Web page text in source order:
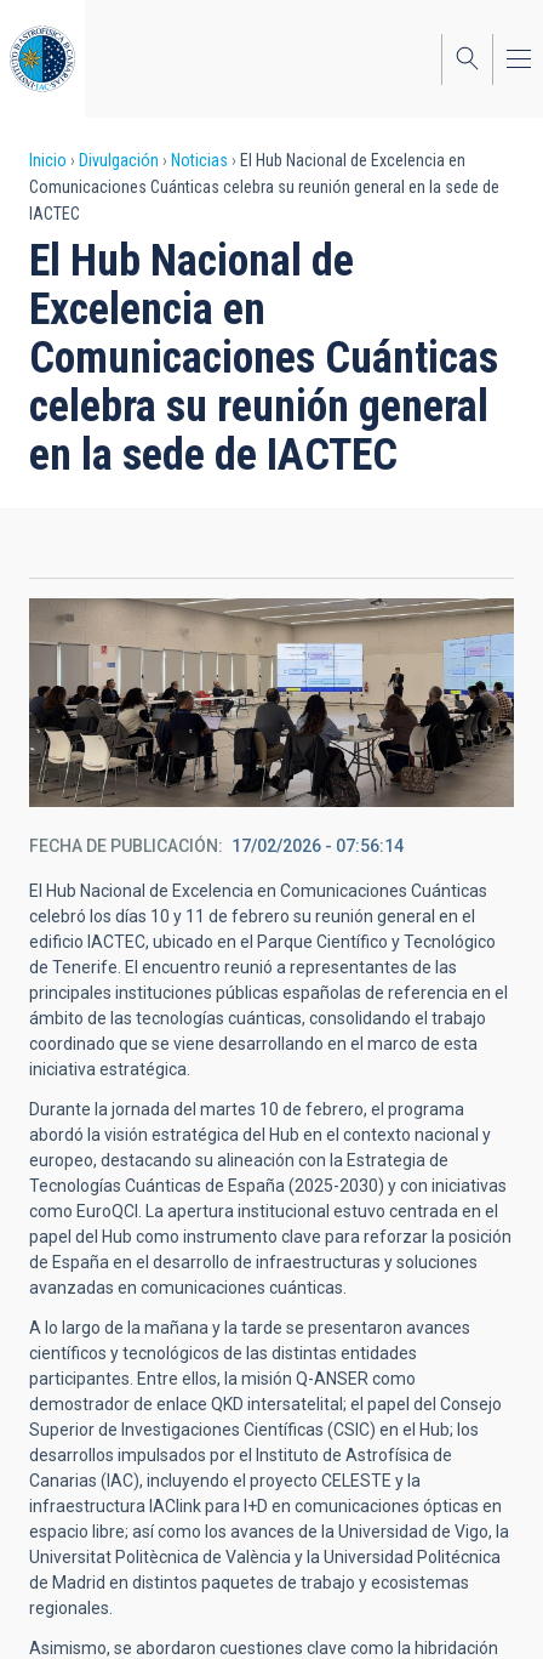
al
contenido
principal
Sobrescribir
enlaces
de
ayuda
a
la
navegación
Inicio Divulgación Noticias
El Hub Nacional de Excelencia en
Comunicaciones Cuánticas celebra su reunión general en la sede de
IACTEC
El Hub Nacional de
Excelencia en
Comunicaciones Cuánticas
celebra su reunión general
en la sede de IACTEC
FECHA DE PUBLICACIÓN 17/02/2026 - 07:56:14
El Hub Nacional de Excelencia en Comunicaciones Cuánticas
celebró los días 10 y 11 de febrero su reunión general en el
edificio IACTEC, ubicado en el Parque Científico y Tecnológico
de Tenerife. El encuentro reunió a representantes de las
principales instituciones públicas españolas de referencia en el
ámbito de las tecnologías cuánticas, consolidando el trabajo
coordinado que se viene desarrollando en el marco de esta
iniciativa estratégica.
Durante la jornada del martes 10 de febrero, el programa
abordó la visión estratégica del Hub en el contexto nacional y
europeo, destacando su alineación con la Estrategia de
Tecnologías Cuánticas de España (2025-2030) y con iniciativas
como EuroQCI. La apertura institucional estuvo centrada en el
papel del Hub como instrumento clave para reforzar la posición
de España en el desarrollo de infraestructuras y soluciones
avanzadas en comunicaciones cuánticas.
A lo largo de la mañana y la tarde se presentaron avances
científicos y tecnológicos de las distintas entidades
participantes. Entre ellos, la misión Q-ANSER como
demostrador de enlace QKD intersatelital; el papel del Consejo
Superior de Investigaciones Científicas (CSIC) en el Hub; los
desarrollos impulsados por el Instituto de Astrofísica de
Canarias (IAC), incluyendo el proyecto CELESTE y la
infraestructura IAClink para I+D en comunicaciones ópticas en
espacio libre; así como los avances de la Universidad de Vigo, la
Universitat Politècnica de València y la Universidad Politécnica
de Madrid en distintos paquetes de trabajo y ecosistemas
regionales.
Asimismo, se abordaron cuestiones clave como la hibridación